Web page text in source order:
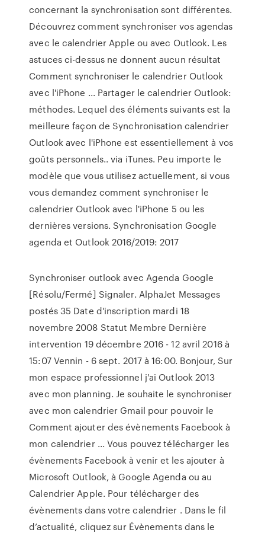
concernant la synchronisation sont différentes.
Découvrez comment synchroniser vos agendas
avec le calendrier Apple ou avec Outlook. Les
astuces ci-dessus ne donnent aucun résultat
Comment synchroniser le calendrier Outlook
avec l'iPhone ... Partager le calendrier Outlook:
méthodes. Lequel des éléments suivants est la
meilleure façon de Synchronisation calendrier
Outlook avec l'iPhone est essentiellement à vos
goûts personnels.. via iTunes. Peu importe le
modèle que vous utilisez actuellement, si vous
vous demandez comment synchroniser le
calendrier Outlook avec l'iPhone 5 ou les
dernières versions. Synchronisation Google
agenda et Outlook 2016/2019: 2017
Synchroniser outlook avec Agenda Google
[Résolu/Fermé] Signaler. AlphaJet Messages
postés 35 Date d'inscription mardi 18
novembre 2008 Statut Membre Dernière
intervention 19 décembre 2016 - 12 avril 2016 à
15:07 Vennin - 6 sept. 2017 à 16:00. Bonjour, Sur
mon espace professionnel j'ai Outlook 2013
avec mon planning. Je souhaite le synchroniser
avec mon calendrier Gmail pour pouvoir le
Comment ajouter des évènements Facebook à
mon calendrier ... Vous pouvez télécharger les
évènements Facebook à venir et les ajouter à
Microsoft Outlook, à Google Agenda ou au
Calendrier Apple. Pour télécharger des
évènements dans votre calendrier . Dans le fil
d’actualité, cliquez sur Évènements dans le